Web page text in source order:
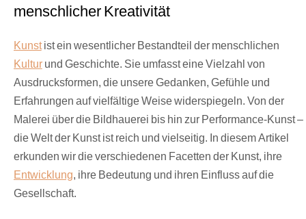
menschlicher Kreativität
Kunstist ein wesentlicher Bestandteil der menschlichen
Kulturund Geschichte. Sie umfasst eine Vielzahl von
Ausdrucksformen, die unsere Gedanken, Gefühle und
Erfahrungen auf vielfältige Weise widerspiegeln. Von der
Malerei über die Bildhauerei bis hin zur Performance-Kunst –
die Welt der Kunst ist reich und vielseitig. In diesem Artikel
erkunden wir die verschiedenen Facetten der Kunst, ihre
Entwicklung, ihre Bedeutung und ihren Einfluss auf die
Gesellschaft.